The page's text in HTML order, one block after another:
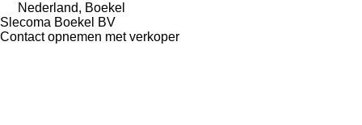
Nederland, Boekel
Slecoma Boekel BV
Contact opnemen met verkoper